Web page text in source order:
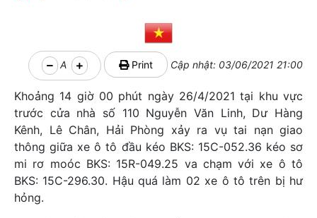
A Print Cập nhật: 03/06/2021 21:00
Khoảng 14 giờ 00 phút ngày 26/4/2021 tại khu vực
trước cửa nhà số 110 Nguyễn Văn Linh, Dư Hàng
Kênh, Lê Chân, Hải Phòng xảy ra vụ tai nạn giao
thông giữa xe ô tô đầu kéo BKS: 15C-052.36 kéo sơ
mi rơ moóc BKS: 15R-049.25 va chạm với xe ô tô
BKS: 15C-296.30. Hậu quá làm 02 xe ô tô trên bị hư
hỏng.